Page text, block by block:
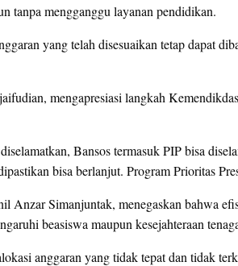
tanpa mengganggu layanan pendidikan.
yang telah disesuaikan tetap dapat
mengapresiasi langkah
Bansos termasuk PIP bisa
bisa berlanjut. Program Prioritas
Anzar Simanjuntak, menegaskan bahwa
beasiswa maupun kesejahteraan
anggaran yang tidak tepat dan tidak